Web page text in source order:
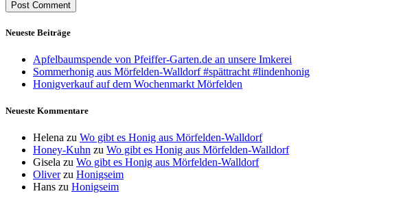
Neueste Beiträge
Apfelbaumspende von Pfeiffer-Garten.de an unsere Imkerei
Sommerhonig aus Mörfelden-Walldorf #spättracht #lindenhonig
Honigverkauf auf dem Wochenmarkt Mörfelden
Neueste Kommentare
Helena zu Wo gibt es Honig aus Mörfelden-Walldorf
Honey-Kuhn zu Wo gibt es Honig aus Mörfelden-Walldorf
Gisela zu Wo gibt es Honig aus Mörfelden-Walldorf
Oliverzu Honigseim
Hans zu Honigseim